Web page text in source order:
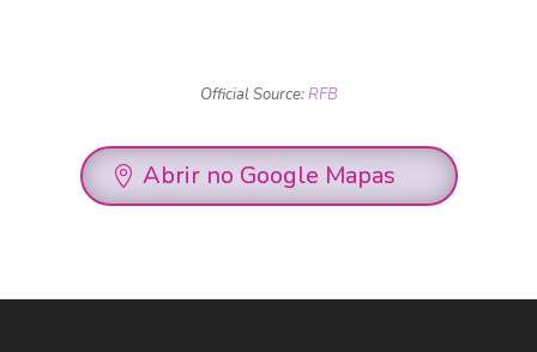
Official Source:RFB
Abrir no Google Mapas